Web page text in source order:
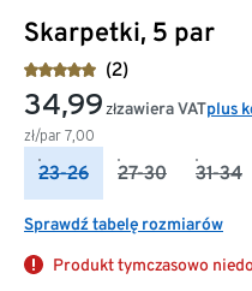
Skarpetki, 5 par
(2)
34,99 zł
zł/par 7,00
zawiera VATplus
23-26 27-30 31-34
Sprawdź tabelę rozmiarów
Produkt tymczasowo